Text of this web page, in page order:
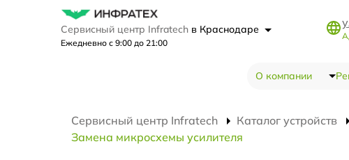
Сервисный центр Infratech в Краснодаре
Ежедневно с 9:00 до 21:00
О компании
Сервисный центр Infratech Каталог устройств
Замена микросхемы усилителя